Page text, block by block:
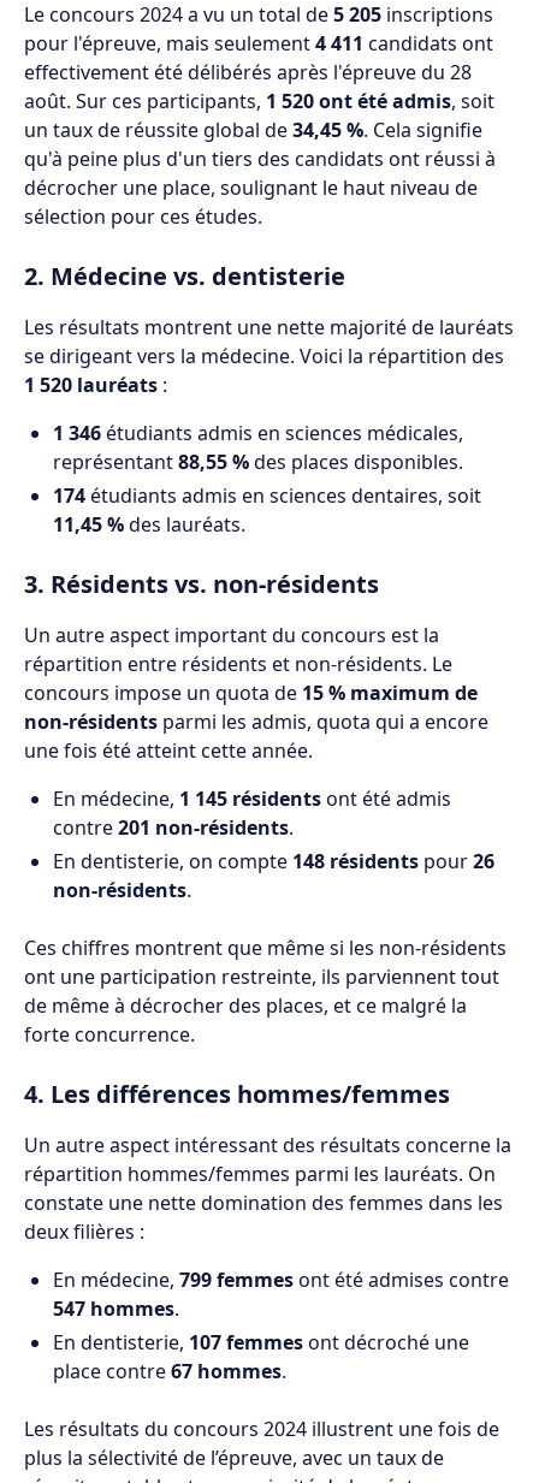
Le concours 2024 a vu un total de5 205 inscriptions
pour l'épreuve, mais seulement4 411 candidats ont
effectivement été délibérés après l'épreuve du 28
août. Sur ces participants, 1 520 ont été admis, soit
un taux de réussite global de34,45 %. Cela signifie
qu'à peine plus d'un tiers des candidats ont réussi à
décrocher une place, soulignant le haut niveau de
sélection pour ces études.
2. Médecine vs. dentisterie
Les résultats montrent une nette majorité de lauréats
se dirigeant vers la médecine. Voici la répartition des
1 520 lauréats :
1 346étudiants admis en sciences médicales,
représentant88,55 %des places disponibles.
174étudiants admis en sciences dentaires, soit
11,45 %des lauréats.
3. Résidents vs. non-résidents
Un autre aspect important du concours est la
répartition entre résidents et non-résidents. Le
concours impose un quota de 15 % maximum de
non-résidents parmi les admis, quota qui a encore
une fois été atteint cette année.
En médecine, 1 145 résidentsont été admis
contre201 non-résidents.
En dentisterie, on compte 148 résidents pour26
non-résidents.
Ces chiffres montrent que même si les non-résidents
ont une participation restreinte, ils parviennent tout
de même à décrocher des places, et ce malgré la
forte concurrence.
4. Les différences hommes/femmes
Un autre aspect intéressant des résultats concerne la
répartition hommes/femmes parmi les lauréats. On
constate une nette domination des femmes dans les
deux filières :
En médecine, 799 femmesont été admises contre
547 hommes.
En dentisterie, 107 femmesont décroché une
place contre67 hommes.
Les résultats du concours 2024 illustrent une fois de
plus la sélectivité de l’épreuve, avec un taux de